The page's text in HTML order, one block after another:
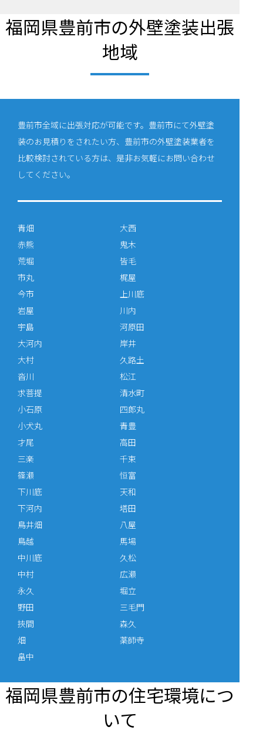
福岡県豊前市の外壁塗装出張
地域
豊前市全域に出張対応が可能です。豊前市にて外壁塗
装のお見積りをされたい方、豊前市の外壁塗装業者を
比較検討されている方は、是非お気軽にお問い合わせ
してください。
青畑
赤熊
荒堀
市丸
今市
岩屋
宇島
大河内
大村
大西
鬼木
皆毛
梶屋
上川底
川内
河原田
岸井
久路土
沓川
求菩提
小石原
小犬丸
才尾
三楽
篠瀬
下川底
下河内
松江
清水町
四郎丸
青豊
高田
千束
恒富
天和
塔田
鳥井畑
鳥越
中川底
中村
永久
野田
挾間
畑
畠中
八屋
馬場
久松
広瀬
堀立
三毛門
森久
薬師寺
福岡県豊前市の住宅環境につ
いて